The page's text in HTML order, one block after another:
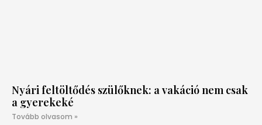
Nyári feltöltődés szülőknek: a vakáció nem csak
a gyerekeké
Tovább olvasom »